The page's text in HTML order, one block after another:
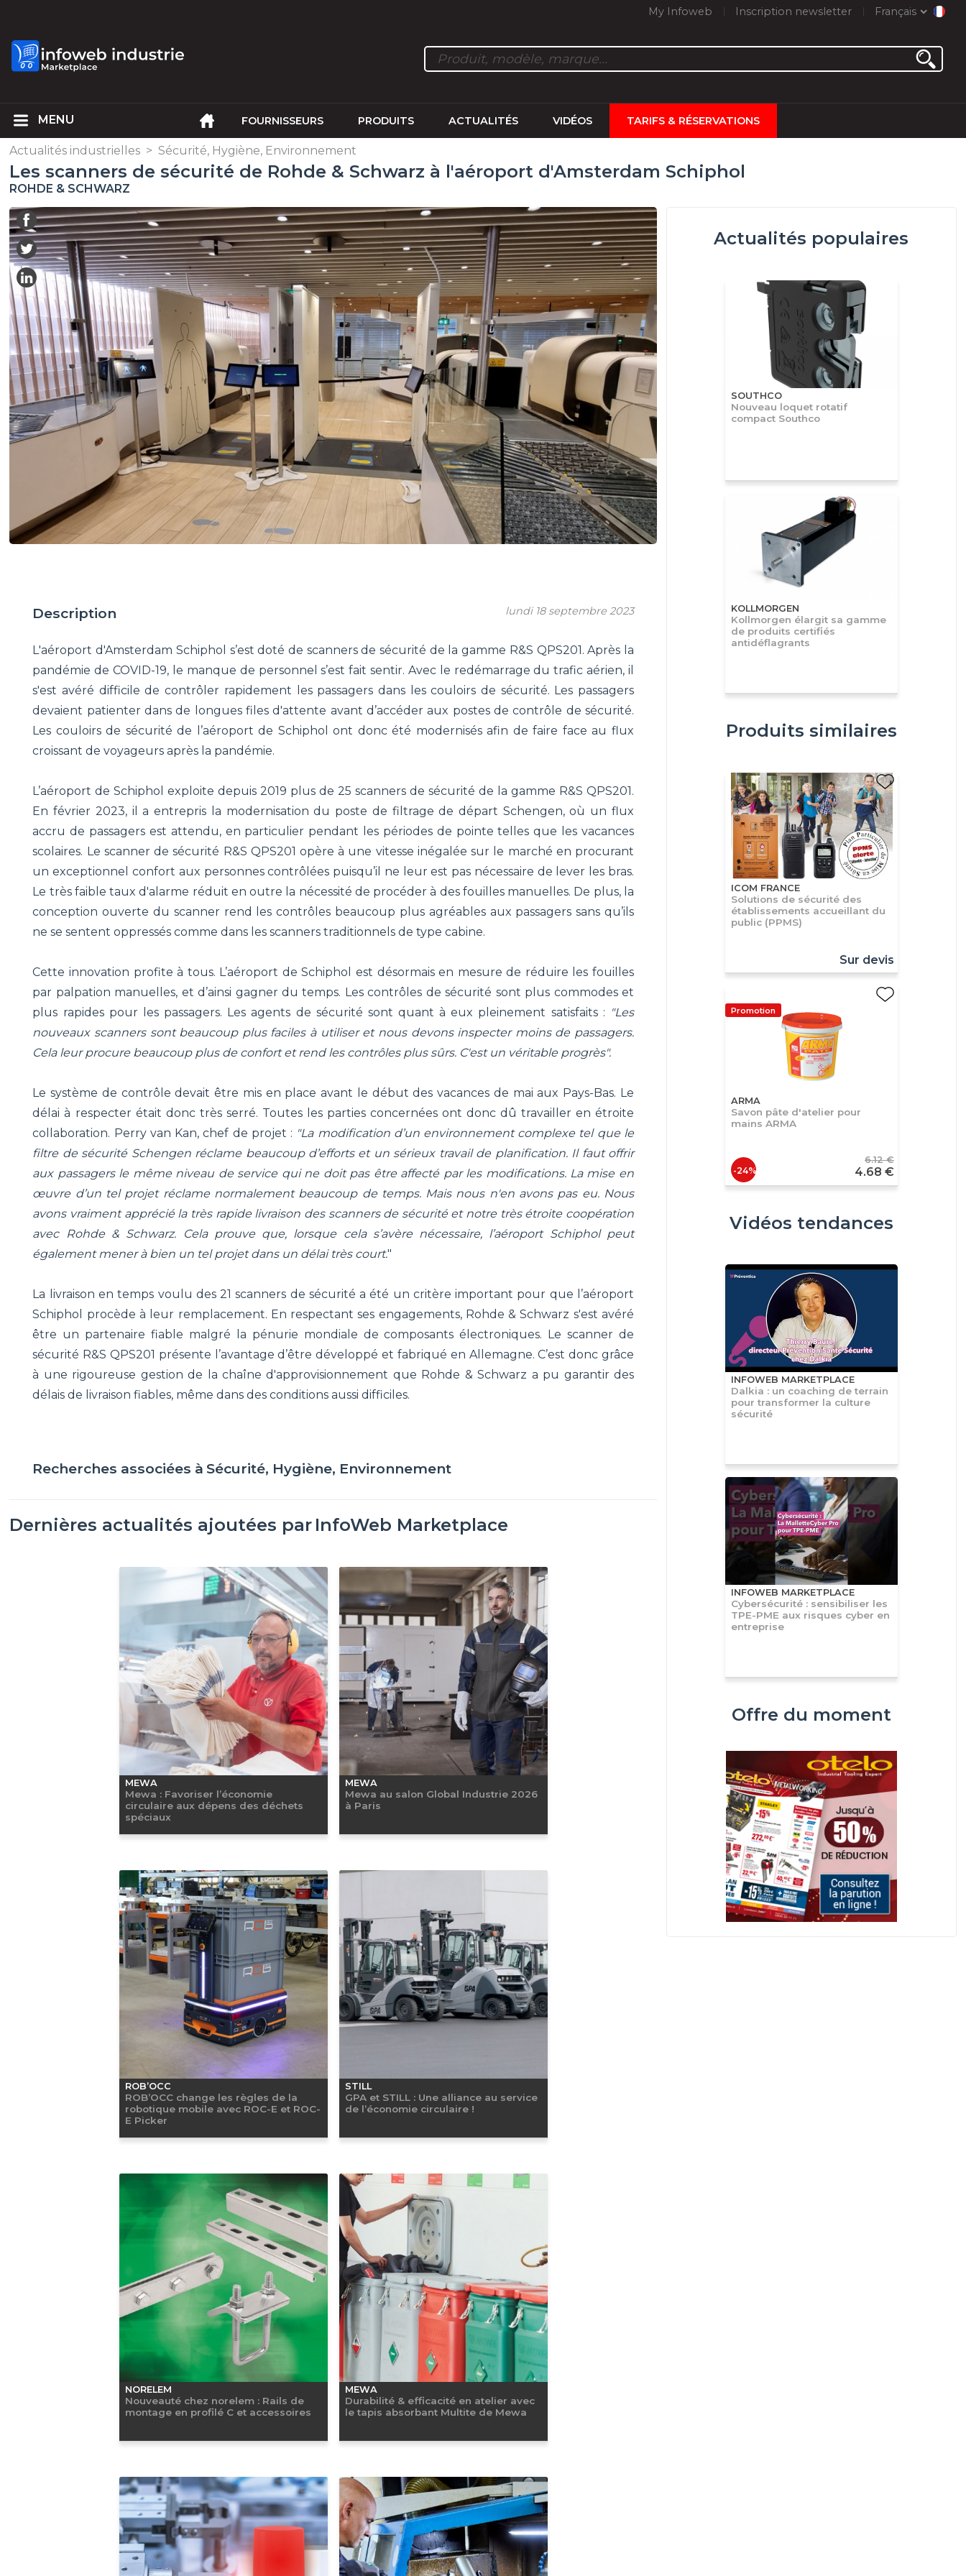
My Infoweb Inscription newsletter Français
FOURNISSEURS PRODUITS ACTUALITÉS VIDÉOS TARIFS & RÉSERVATIONS
Actualités industrielles > Sécurité, Hygiène, Environnement
Les scanners de sécurité de Rohde & Schwarz à l'aéroport d'Amsterdam Schiphol
ROHDE & SCHWARZ
lundi 18 septembre 2023
Description
L'aéroport d'Amsterdam Schiphol s’est doté de scanners de sécurité de la gamme R&S QPS201. Après la
pandémie de COVID-19, le manque de personnel s’est fait sentir. Avec le redémarrage du trafic aérien, il
s'est avéré difficile de contrôler rapidement les passagers dans les couloirs de sécurité. Les passagers
devaient patienter dans de longues files d'attente avant d’accéder aux postes de contrôle de sécurité.
Les couloirs de sécurité de l’aéroport de Schiphol ont donc été modernisés afin de faire face au flux
croissant de voyageurs après la pandémie.
L’aéroport de Schiphol exploite depuis 2019 plus de 25 scanners de sécurité de la gamme R&S QPS201.
En février 2023, il a entrepris la modernisation du poste de filtrage de départ Schengen, où un flux
accru de passagers est attendu, en particulier pendant les périodes de pointe telles que les vacances
scolaires. Le scanner de sécurité R&S QPS201 opère à une vitesse inégalée sur le marché en procurant
un exceptionnel confort aux personnes contrôlées puisqu’il ne leur est pas nécessaire de lever les bras.
Le très faible taux d'alarme réduit en outre la nécessité de procéder à des fouilles manuelles. De plus, la
conception ouverte du scanner rend les contrôles beaucoup plus agréables aux passagers sans qu’ils
ne se sentent oppressés comme dans les scanners traditionnels de type cabine.
Cette innovation profite à tous. L’aéroport de Schiphol est désormais en mesure de réduire les fouilles
par palpation manuelles, et d’ainsi gagner du temps. Les contrôles de sécurité sont plus commodes et
plus rapides pour les passagers. Les agents de sécurité sont quant à eux pleinement satisfaits : "Les
nouveaux scanners sont beaucoup plus faciles à utiliser et nous devons inspecter moins de passagers.
Cela leur procure beaucoup plus de confort et rend les contrôles plus sûrs. C'est un véritable progrès".
Le système de contrôle devait être mis en place avant le début des vacances de mai aux Pays-Bas. Le
délai à respecter était donc très serré. Toutes les parties concernées ont donc dû travailler en étroite
collaboration. Perry van Kan, chef de projet : "La modification d’un environnement complexe tel que le
filtre de sécurité Schengen réclame beaucoup d’efforts et un sérieux travail de planification. Il faut offrir
aux passagers le même niveau de service qui ne doit pas être affecté par les modifications. La mise en
œuvre d’un tel projet réclame normalement beaucoup de temps. Mais nous n'en avons pas eu. Nous
avons vraiment apprécié la très rapide livraison des scanners de sécurité et notre très étroite coopération
avec Rohde & Schwarz. Cela prouve que, lorsque cela s’avère nécessaire, l’aéroport Schiphol peut
également mener à bien un tel projet dans un délai très court."
La livraison en temps voulu des 21 scanners de sécurité a été un critère important pour que l’aéroport
Schiphol procède à leur remplacement. En respectant ses engagements, Rohde & Schwarz s'est avéré
être un partenaire fiable malgré la pénurie mondiale de composants électroniques. Le scanner de
sécurité R&S QPS201 présente l’avantage d’être développé et fabriqué en Allemagne. C’est donc grâce
à une rigoureuse gestion de la chaîne d'approvisionnement que Rohde & Schwarz a pu garantir des
délais de livraison fiables, même dans des conditions aussi difficiles.
Recherches associées à Sécurité, Hygiène, Environnement
Dernières actualités ajoutées par InfoWeb Marketplace
MEWA
Mewa : Favoriser l’économie
circulaire aux dépens des déchets
spéciaux
MEWA
Mewa au salon Global Industrie 2026
à Paris
ROB’OCC
ROB’OCC change les règles de la
robotique mobile avec ROC-E et ROC-
E Picker
STILL
GPA et STILL : Une alliance au service
de l’économie circulaire !
NORELEM
Nouveauté chez norelem : Rails de
montage en profilé C et accessoires
MEWA
Durabilité & efficacité en atelier avec
le tapis absorbant Multite de Mewa
Actualités populaires
SOUTHCO
Nouveau loquet rotatif
compact Southco
KOLLMORGEN
Kollmorgen élargit sa gamme
de produits certifiés
antidéflagrants
Produits similaires
ICOM FRANCE
Solutions de sécurité des
établissements accueillant du
public (PPMS)
Sur devis
Promotion
-24%
ARMA
Savon pâte d'atelier pour
mains ARMA
6.12 €
4.68 €
Vidéos tendances
INFOWEB MARKETPLACE
Dalkia : un coaching de terrain
pour transformer la culture
sécurité
INFOWEB MARKETPLACE
Cybersécurité : sensibiliser les
TPE-PME aux risques cyber en
entreprise
Offre du moment